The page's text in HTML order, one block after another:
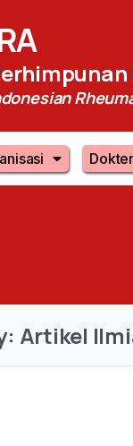
Dokter
Artikel